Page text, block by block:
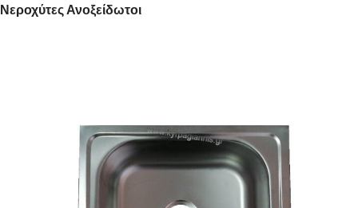
Νεροχύτες Ανοξείδωτοι